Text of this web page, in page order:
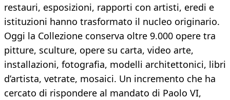
restauri, esposizioni, rapporti con artisti, eredi e
istituzioni hanno trasformato il nucleo originario.
Oggi la Collezione conserva oltre 9.000 opere tra
pitture, sculture, opere su carta, video arte,
installazioni, fotografia, modelli architettonici, libri
d’artista, vetrate, mosaici. Un incremento che ha
cercato di rispondere al mandato di Paolo VI,